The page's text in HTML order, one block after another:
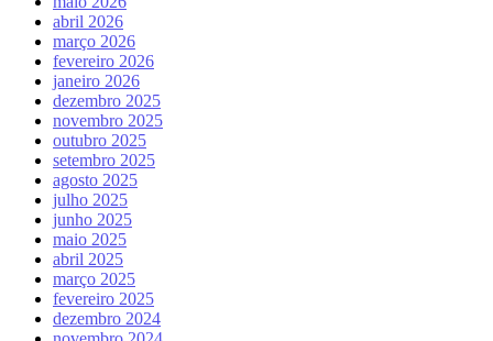
abril 2026
março 2026
fevereiro 2026
janeiro 2026
dezembro 2025
novembro 2025
outubro 2025
setembro 2025
agosto 2025
julho 2025
junho 2025
maio 2025
abril 2025
março 2025
fevereiro 2025
dezembro 2024